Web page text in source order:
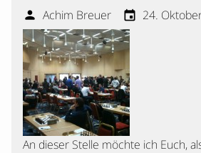
Mannschaften
Ranglisten
Termine
Verschiedenes
Kontakt
person Achim Breuer event 24.
An dieser Stelle möchte ich Euch,